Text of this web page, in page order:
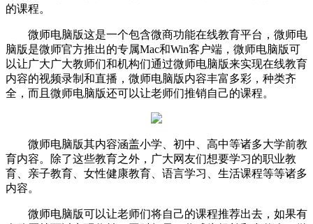
的课程。
微师电脑版这是一个包含微商功能在线教育平台，微师电
脑版是微师官方推出的专属Mac和Win客户端，微师电脑版可
以让广大广大教师们和机构们通过微师电脑版来实现在线教育
内容的视频录制和直播，微师电脑版内容丰富多彩，种类齐
全，而且微师电脑版还可以让老师们推销自己的课程。
微师电脑版其内容涵盖小学、初中、高中等诸多大学前教
育内容。除了这些教育之外，广大网友们想要学习的职业教
育、亲子教育、女性健康教育、语言学习、生活课程等等诸多
内容。
微师电脑版可以让老师们将自己的课程推荐出去，如果有